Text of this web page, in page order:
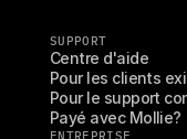
SUPPORT
Centre d'aide
Pour les clients
Pour le support
Payé avec Mollie?
ENTREPRISE